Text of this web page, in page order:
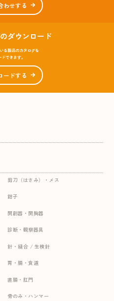
わせする
ダウンロード
る製品のカタログを
できます。
ードする
剪刀（はさみ）・メス
鉗子
開創器・開胸器
診断・観察器具
針・縫合 / 生検針
胃・腸・食道
直腸・肛門
骨のみ・ハンマー